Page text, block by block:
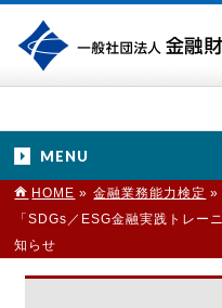
MENU
HOME » 金融業務能力検定 »
「SDGs／ESG金融実践トレー
知らせ